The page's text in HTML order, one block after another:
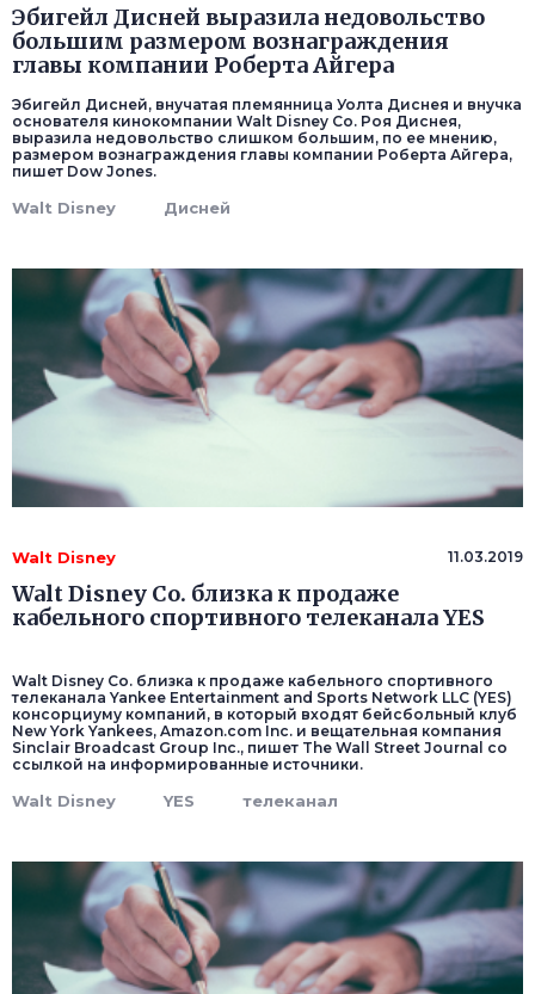
Эбигейл Дисней выразила недовольство
большим размером вознаграждения
главы компании Роберта Айгера
Эбигейл Дисней, внучатая племянница Уолта Диснея и внучка
основателя кинокомпании Walt Disney Co. Роя Диснея,
выразила недовольство слишком большим, по ее мнению,
размером вознаграждения главы компании Роберта Айгера,
пишет Dow Jones.
Walt Disney Дисней
Walt Disney 11.03.2019
Walt Disney Co. близка к продаже
кабельного спортивного телеканала YES
Walt Disney Co. близка к продаже кабельного спортивного
телеканала Yankee Entertainment and Sports Network LLC (YES)
консорциуму компаний, в который входят бейсбольный клуб
New York Yankees, Amazon.com Inc. и вещательная компания
Sinclair Broadcast Group Inc., пишет The Wall Street Journal со
ссылкой на информированные источники.
Walt Disney YES телеканал